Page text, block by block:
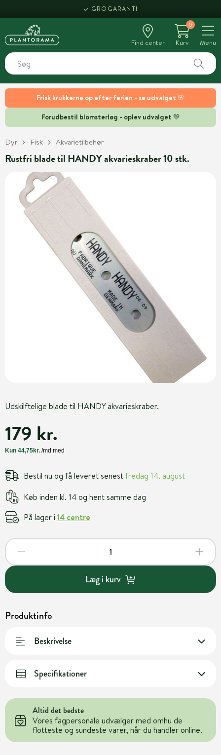
Frisk krukkerne op efter ferien - se udvalget 🌸
Forudbestil blomsterløg - oplev udvalget 💚
GROGARANTI
Find center
0
Kurv
Menu
Dyr Fisk Akvarietilbehør
Rustfri blade til HANDY akvarieskraber 10 stk.
Udskilftelige blade til HANDY akvarieskraber.
179 kr.
Bestil nu og få leveret senestfredag 14. august
Køb inden kl. 14 og hent samme dag
På lager i 14 centre
Læg i kurv
Produktinfo
Beskrivelse
Specifikationer
Altid det bedste
Vores fagpersonale udvælger med omhu de
flotteste og sundeste varer, når du handler online.